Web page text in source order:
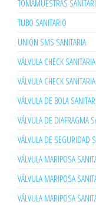
TOMAMUESTRAS
TUBO SANITARIO
UNION SMS SANITARIA
VÁLVULA CHECK
VÁLVULA CHECK
VÁLVULA DE BOLA
VÁLVULA DE DIAFRAGMA
VÁLVULA DE SEGURIDAD
VÁLVULA MARIPOSA
VÁLVULA MARIPOSA
VÁLVULA MARIPOSA